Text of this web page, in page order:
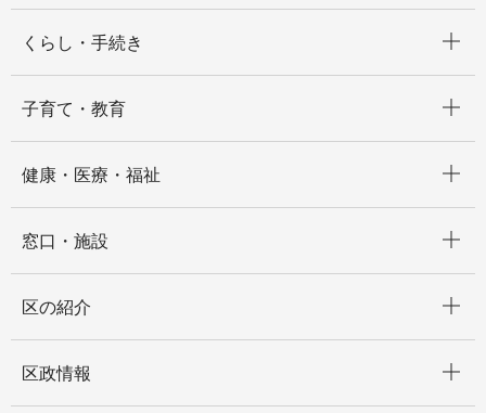
くらし・手続き
子育て・教育
健康・医療・福祉
窓口・施設
区の紹介
区政情報